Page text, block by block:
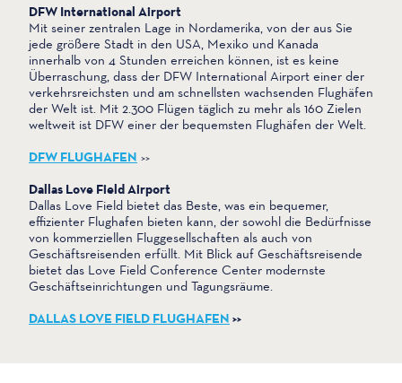
DFW International Airport
Mit seiner zentralen Lage in Nordamerika, von der aus Sie
jede größere Stadt in den USA, Mexiko und Kanada
innerhalb von 4 Stunden erreichen können, ist es keine
Überraschung, dass der DFW International Airport einer der
verkehrsreichsten und am schnellsten wachsenden Flughäfen
der Welt ist. Mit 2.300 Flügen täglich zu mehr als 160 Zielen
weltweit ist DFW einer der bequemsten Flughäfen der Welt.
DFW FLUGHAFEN >>
Dallas Love Field Airport
Dallas Love Field bietet das Beste, was ein bequemer,
effizienter Flughafen bieten kann, der sowohl die Bedürfnisse
von kommerziellen Fluggesellschaften als auch von
Geschäftsreisenden erfüllt. Mit Blick auf Geschäftsreisende
bietet das Love Field Conference Center modernste
Geschäftseinrichtungen und Tagungsräume.
DALLAS LOVE FIELD FLUGHAFEN >>